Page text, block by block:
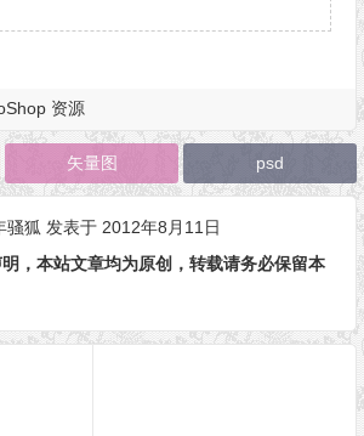
资源
矢量图 psd
骚狐 发表于 2012年8月11日
，本站文章均为原创，转载请务必保留本